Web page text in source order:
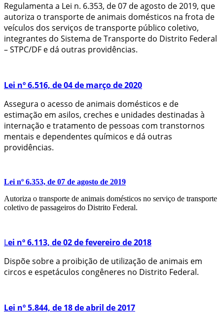
Regulamenta a Lei n. 6.353, de 07 de agosto de 2019, que
autoriza o transporte de animais domésticos na frota de
veículos dos serviços de transporte público coletivo,
integrantes do Sistema de Transporte do Distrito Federal
– STPC/DF e dá outras providências.
Lei nº 6.516, de 04 de março de 2020
Assegura o acesso de animais domésticos e de
estimação em asilos, creches e unidades destinadas à
internação e tratamento de pessoas com transtornos
mentais e dependentes químicos e dá outras
providências.
Lei nº 6.353, de 07 de agosto de 2019
Autoriza o transporte de animais domésticos no serviço de transporte
coletivo de passageiros do Distrito Federal.
Lei nº 6.113, de 02 de fevereiro de 2018
Dispõe sobre a proibição de utilização de animais em
circos e espetáculos congêneres no Distrito Federal.
Lei nº 5.844, de 18 de abril de 2017